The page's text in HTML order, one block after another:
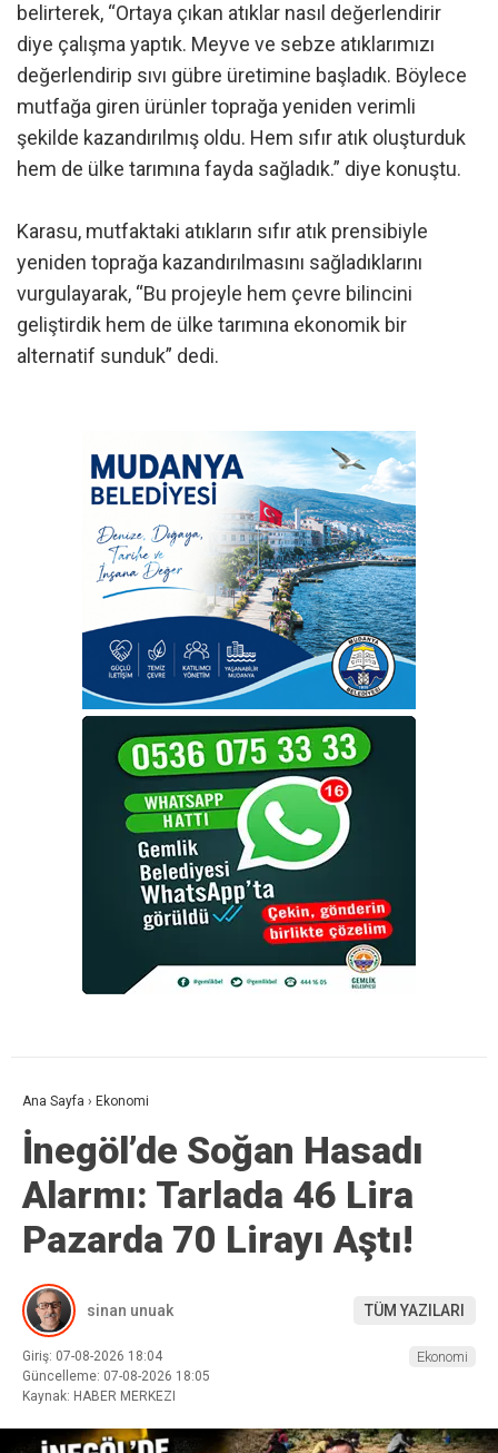
belirterek, “Ortaya çıkan atıklar nasıl değerlendirir
diye çalışma yaptık. Meyve ve sebze atıklarımızı
değerlendirip sıvı gübre üretimine başladık. Böylece
mutfağa giren ürünler toprağa yeniden verimli
şekilde kazandırılmış oldu. Hem sıfır atık oluşturduk
hem de ülke tarımına fayda sağladık.” diye konuştu.
Karasu, mutfaktaki atıkların sıfır atık prensibiyle
yeniden toprağa kazandırılmasını sağladıklarını
vurgulayarak, “Bu projeyle hem çevre bilincini
geliştirdik hem de ülke tarımına ekonomik bir
alternatif sunduk” dedi.
Ana Sayfa › Ekonomi
İnegöl’de Soğan Hasadı
Alarmı: Tarlada 46 Lira
Pazarda 70 Lirayı Aştı!
sinan unuak TÜM YAZILARI
Giriş: 07-08-2026 18:04
Güncelleme: 07-08-2026 18:05
Kaynak: HABER MERKEZI
Ekonomi